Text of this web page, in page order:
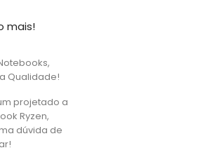
mais!
Qualidade!
projetado a
Ryzen,
dúvida de